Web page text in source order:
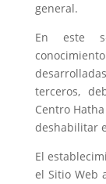
general.
En este
terceros,
Centro
deshabilitar
El
el Sitio Web